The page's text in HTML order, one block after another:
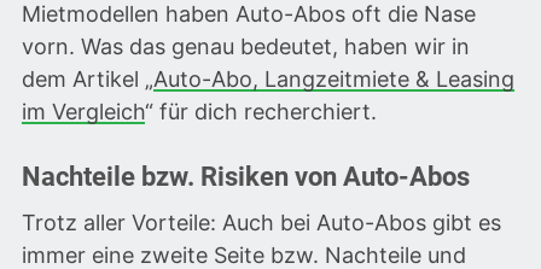
Mietmodellen haben Auto-Abos oft die Nase
vorn. Was das genau bedeutet, haben wir in
dem Artikel „Auto-Abo, Langzeitmiete & Leasing
im Vergleich“ für dich recherchiert.
Nachteile bzw. Risiken von Auto-Abos
Trotz aller Vorteile: Auch bei Auto-Abos gibt es
immer eine zweite Seite bzw. Nachteile und